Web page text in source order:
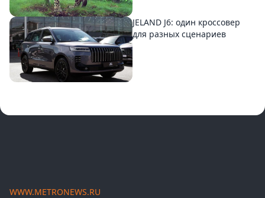
JELAND J6: один кроссовер
для разных сценариев
WWW.METRONEWS.RU